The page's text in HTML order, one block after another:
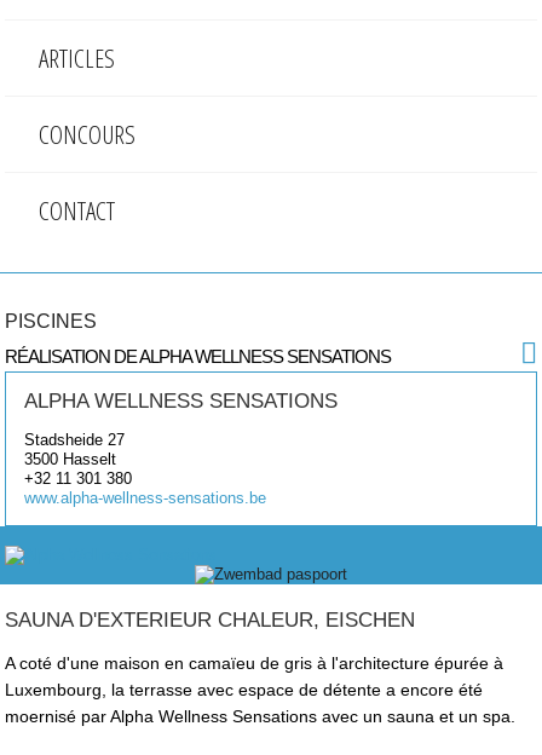
ARTICLES
CONCOURS
CONTACT
PISCINES
RÉALISATION DE ALPHA WELLNESS SENSATIONS
ALPHA WELLNESS SENSATIONS
Stadsheide 27
3500 Hasselt
+32 11 301 380
www.alpha-wellness-sensations.be
SAUNA D'EXTERIEUR CHALEUR, EISCHEN
A coté d'une maison en camaïeu de gris à l'architecture épurée à
Luxembourg, la terrasse avec espace de détente a encore été
moernisé par Alpha Wellness Sensations avec un sauna et un spa.